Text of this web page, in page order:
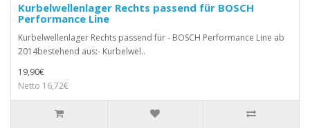
Kurbelwellenlager Rechts passend für BOSCH
Performance Line
Kurbelwellenlager Rechts passend für - BOSCH Performance Line ab
2014bestehend aus:- Kurbelwel..
19,90€
Netto 16,72€